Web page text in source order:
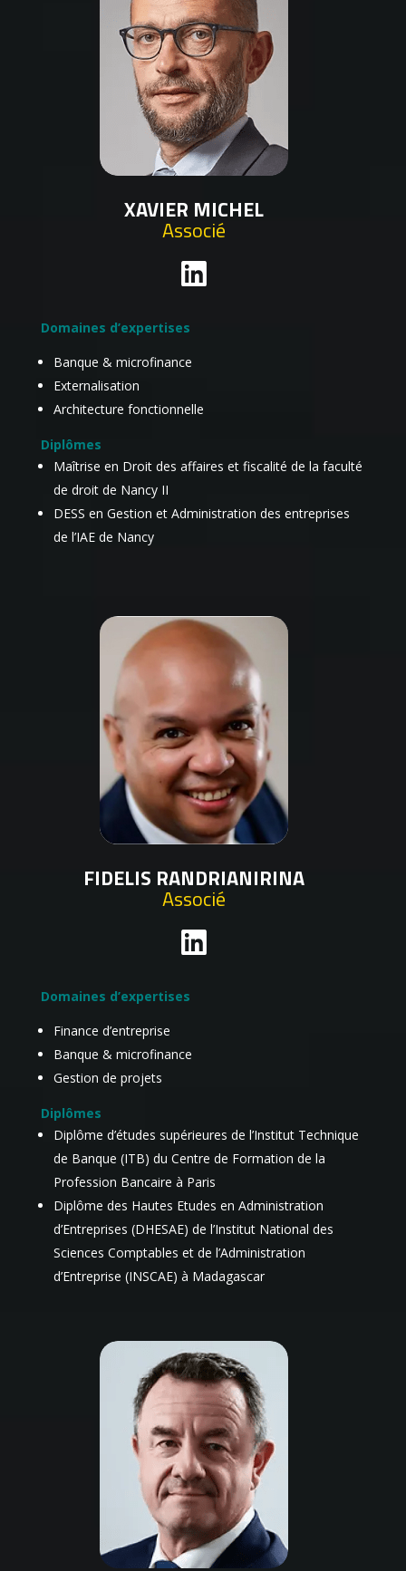
XAVIER MICHEL
Associé
Domaines d’expertises
Banque & microfinance
Externalisation
Architecture fonctionnelle
Diplômes
Maîtrise en Droit des affaires et fiscalité de la faculté
de droit de Nancy II
DESS en Gestion et Administration des entreprises
de l’IAE de Nancy
FIDELIS RANDRIANIRINA
Associé
Domaines d’expertises
Finance d’entreprise
Banque & microfinance
Gestion de projets
Diplômes
Diplôme d’études supérieures de l’Institut Technique
de Banque (ITB) du Centre de Formation de la
Profession Bancaire à Paris
Diplôme des Hautes Etudes en Administration
d’Entreprises (DHESAE) de l’Institut National des
Sciences Comptables et de l’Administration
d’Entreprise (INSCAE) à Madagascar